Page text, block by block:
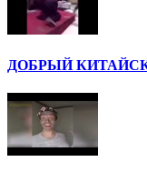
ДОБРЫЙ